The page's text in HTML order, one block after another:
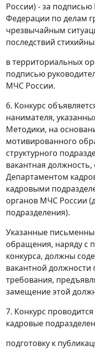
России) - за
Федерации по делам
чрезвычайным
последствий
в территориальных
подписью
МЧС России.
6. Конкурс
нанимателя,
Методики, на
мотивированного
структурного
вакантная должность,
Департаментом
кадровыми
органов МЧС России
подразделения).
Указанные
обращения, наряду с
конкурса, должны
вакантной должности
требования,
замещение этой
7. Конкурс
кадровые
подготовку к